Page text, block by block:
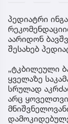
პედიატრი
აარიდონ
შესახებ
„ტკბილეული
ყველაზე
სრულად
არც